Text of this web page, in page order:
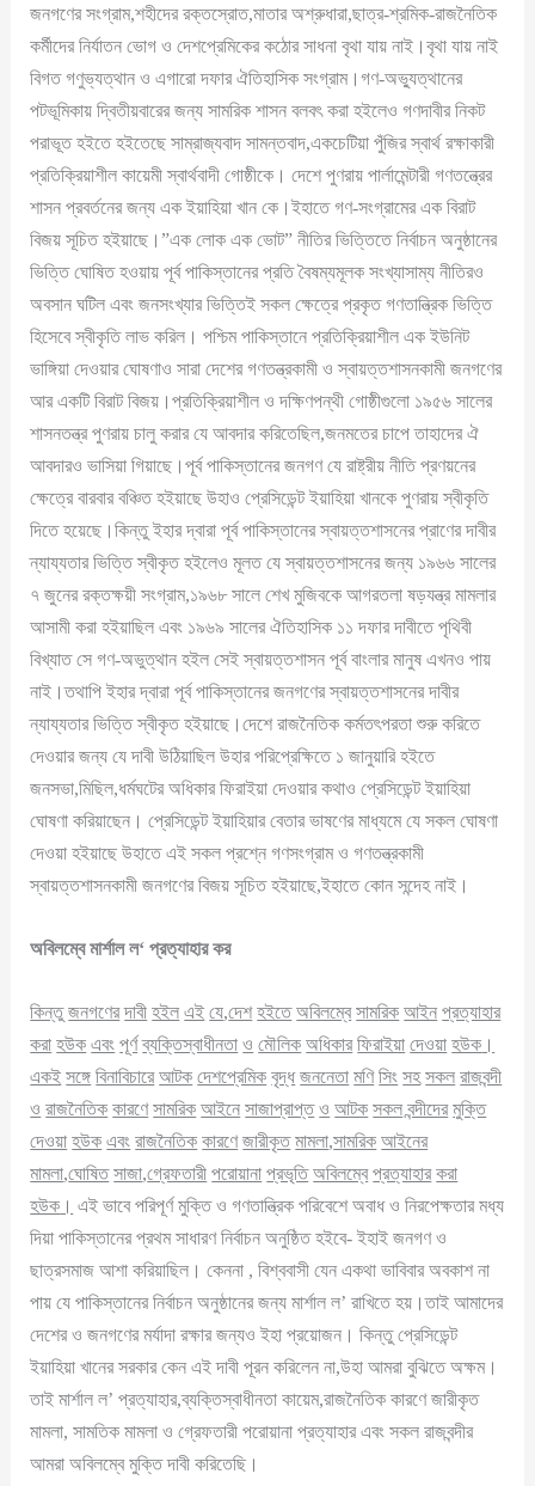
জনগণের সংগ্রাম,শহীদের রক্তস্রোত,মাতার অশ্রুধারা,ছাত্র-শ্রমিক-রাজনৈতিক
কর্মীদের নির্যাতন ভোগ ও দেশপ্রেমিকের কঠোর সাধনা বৃথা যায় নাই।বৃথা যায় নাই
বিগত গণুভ্যত্থান ও এগারো দফার ঐতিহাসিক সংগ্রাম।গণ-অভ্যুত্থানের
পটভূমিকায় দ্বিতীয়বারের জন্য সামরিক শাসন বলবৎ করা হইলেও গণদাবীর নিকট
পরাভূত হইতে হইতেছে সাম্রাজ্যবাদ সামন্তবাদ,একচেটিয়া পুঁজির স্বার্থ রক্ষাকারী
প্রতিক্রিয়াশীল কায়েমী স্বার্থবাদী গোষ্ঠীকে। দেশে পুণরায় পার্লামেন্টারী গণতন্ত্রের
শাসন প্রবর্তনের জন্য এক ইয়াহিয়া খান কে।ইহাতে গণ-সংগ্রামের এক বিরাট
বিজয় সূচিত হইয়াছে।”এক লোক এক ভোট” নীতির ভিত্তিতে নির্বাচন অনুষ্ঠানের
ভিত্তি ঘোষিত হওয়ায় পূর্ব পাকিস্তানের প্রতি বৈষম্যমূলক সংখ্যাসাম্য নীতিরও
অবসান ঘটিল এবং জনসংখ্যার ভিত্তিই সকল ক্ষেত্রে প্রকৃত গণতান্ত্রিক ভিত্তি
হিসেবে স্বীকৃতি লাভ করিল। পশ্চিম পাকিস্তানে প্রতিক্রিয়াশীল এক ইউনিট
ভাঙ্গিয়া দেওয়ার ঘোষণাও সারা দেশের গণতন্ত্রকামী ও স্বায়ত্তশাসনকামী জনগণের
আর একটি বিরাট বিজয়।প্রতিক্রিয়াশীল ও দক্ষিণপন্থী গোষ্ঠীগুলো ১৯৫৬ সালের
শাসনতন্ত্র পুণরায় চালু করার যে আবদার করিতেছিল,জনমতের চাপে তাহাদের ঐ
আবদারও ভাসিয়া গিয়াছে।পূর্ব পাকিস্তানের জনগণ যে রাষ্ট্রীয় নীতি প্রণয়নের
ক্ষেত্রে বারবার বঞ্চিত হইয়াছে উহাও প্রেসিডেন্ট ইয়াহিয়া খানকে পুণরায় স্বীকৃতি
দিতে হয়েছে।কিন্তু ইহার দ্বারা পূর্ব পাকিস্তানের স্বায়ত্তশাসনের প্রাণের দাবীর
ন্যায্যতার ভিত্তি স্বীকৃত হইলেও মূলত যে স্বায়ত্তশাসনের জন্য ১৯৬৬ সালের
৭ জুনের রক্তক্ষয়ী সংগ্রাম,১৯৬৮ সালে শেখ মুজিবকে আগরতলা ষড়যন্ত্র মামলার
আসামী করা হইয়াছিল এবং ১৯৬৯ সালের ঐতিহাসিক ১১ দফার দাবীতে পৃথিবী
বিখ্যাত সে গণ-অভুত্থান হইল সেই স্বায়ত্তশাসন পূর্ব বাংলার মানুষ এখনও পায়
নাই।তথাপি ইহার দ্বারা পূর্ব পাকিস্তানের জনগণের স্বায়ত্তশাসনের দাবীর
ন্যায্যতার ভিত্তি স্বীকৃত হইয়াছে।দেশে রাজনৈতিক কর্মতৎপরতা শুরু করিতে
দেওয়ার জন্য যে দাবী উঠিয়াছিল উহার পরিপ্রেক্ষিতে ১ জানুয়ারি হইতে
জনসভা,মিছিল,ধর্মঘটের অধিকার ফিরাইয়া দেওয়ার কথাও প্রেসিডেন্ট ইয়াহিয়া
ঘোষণা করিয়াছেন। প্রেসিডেন্ট ইয়াহিয়ার বেতার ভাষণের মাধ্যমে যে সকল ঘোষণা
দেওয়া হইয়াছে উহাতে এই সকল প্রশ্নে গণসংগ্রাম ও গণতন্ত্রকামী
স্বায়ত্তশাসনকামী জনগণের বিজয় সূচিত হইয়াছে,ইহাতে কোন সন্দেহ নাই।
অবিলম্বে মার্শাল ল‘প্রত্যাহার কর
কিন্তু জনগণের দাবী হইল এই যে,দেশ হইতে অবিলম্বে সামরিক আইন প্রত্যাহার
করা হউক এবং পূর্ণ ব্যক্তিস্বাধীনতা ও মৌলিক অধিকার ফিরাইয়া দেওয়া হউক ।
একই সঙ্গে বিনাবিচারে আটক দেশপ্রেমিক বৃদ্ধ জননেতা মণি সিং সহ সকল রাজবন্দী
ও রাজনৈতিক কারণে সামরিক আইনে সাজাপ্রাপ্ত ও আটক সকল বন্দীদের মুক্তি
দেওয়া হউক এবং রাজনৈতিক কারণে জারীকৃত মামলা,সামরিক আইনের
মামলা,ঘোষিত সাজা,গ্রেফতারী পরোয়ানা প্রভৃতি অবিলম্বে প্রত্যাহার করা
হউক । এই ভাবে পরিপূর্ণ মুক্তি ও গণতান্ত্রিক পরিবেশে অবাধ ও নিরপেক্ষতার মধ্য
দিয়া পাকিস্তানের প্রথম সাধারণ নির্বাচন অনুষ্ঠিত হইবে- ইহাই জনগণ ও
ছাত্রসমাজ আশা করিয়াছিল। কেননা , বিশ্ববাসী যেন একথা ভাবিবার অবকাশ না
পায় যে পাকিস্তানের নির্বাচন অনুষ্ঠানের জন্য মার্শাল ল’ রাখিতে হয়।তাই আমাদের
দেশের ও জনগণের মর্যাদা রক্ষার জন্যও ইহা প্রয়োজন। কিন্তু প্রেসিডেন্ট
ইয়াহিয়া খানের সরকার কেন এই দাবী পূরন করিলেন না,উহা আমরা বুঝিতে অক্ষম।
তাই মার্শাল ল’ প্রত্যাহার,ব্যক্তিস্বাধীনতা কায়েম,রাজনৈতিক কারণে জারীকৃত
মামলা, সামতিক মামলা ও গ্রেফতারী পরোয়ানা প্রত্যাহার এবং সকল রাজবন্দীর
আমরা অবিলম্বে মুক্তি দাবী করিতেছি।